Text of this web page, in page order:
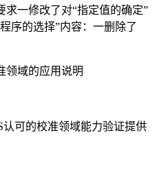
求一修改了对“指定值的确定”
序的选择”内容：一删除了
领域的应用说明
可的校准领域能力验证提供